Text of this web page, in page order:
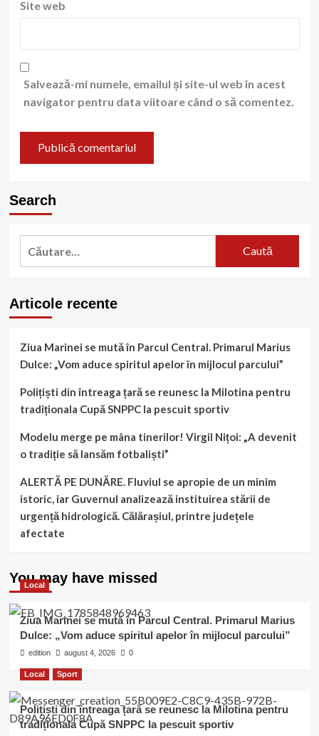
Site web
Salvează-mi numele, emailul și site-ul web în acest
navigator pentru data viitoare când o să comentez.
Search
Caută
Articole recente
Ziua Marinei se mută în Parcul Central. Primarul Marius
Dulce: „Vom aduce spiritul apelor în mijlocul parcului”
Polițiști din întreaga țară se reunesc la Milotina pentru
tradiționala Cupă SNPPC la pescuit sportiv
Modelu merge pe mâna tinerilor! Virgil Nițoi: „A devenit
o tradiție să lansăm fotbaliști”
ALERTĂ PE DUNĂRE. Fluviul se apropie de un minim
istoric, iar Guvernul analizează instituirea stării de
urgență hidrologică. Călărașiul, printre județele
afectate
You may have missed
Local
Ziua Marinei se mută în Parcul Central. Primarul Marius
Dulce: „Vom aduce spiritul apelor în mijlocul parcului”
edition august 4, 2026 0
Local Sport
Polițiști din întreaga țară se reunesc la Milotina pentru
tradiționala Cupă SNPPC la pescuit sportiv